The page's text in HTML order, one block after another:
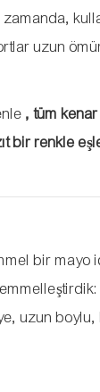
uzun
, tüm
bir renkle
bir
uzun